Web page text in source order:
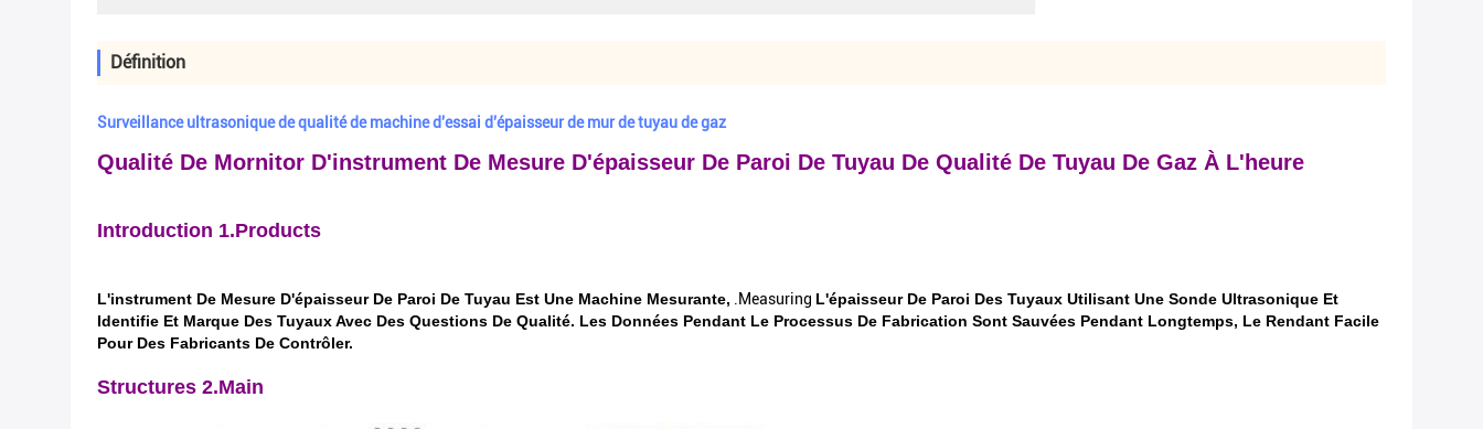
Définition
Surveillance ultrasonique de qualité de machine d'essai d'épaisseur de mur de tuyau de gaz
Qualité De Mornitor D'instrument De Mesure D'épaisseur De Paroi De Tuyau De Qualité De Tuyau De Gaz À L'heure
Introduction 1.Products
L'instrument De Mesure D'épaisseur De Paroi De Tuyau Est Une Machine Mesurante, .measuring L'épaisseur De Paroi Des Tuyaux Utilisant Une Sonde Ultrasonique Et
Identifie Et Marque Des Tuyaux Avec Des Questions De Qualité. Les Données Pendant Le Processus De Fabrication Sont Sauvées Pendant Longtemps, Le Rendant Facile
Pour Des Fabricants De Contrôler.
Structures 2.Main